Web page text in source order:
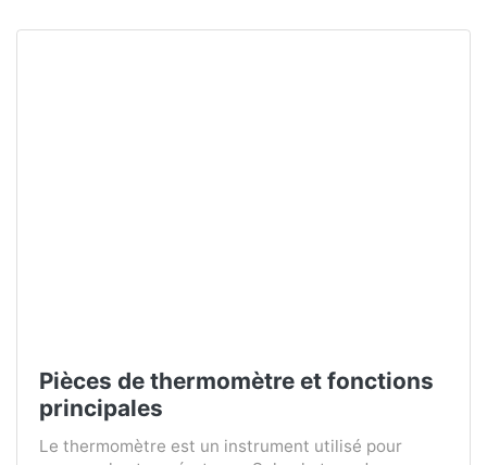
Pièces de thermomètre et fonctions
principales
Le thermomètre est un instrument utilisé pour